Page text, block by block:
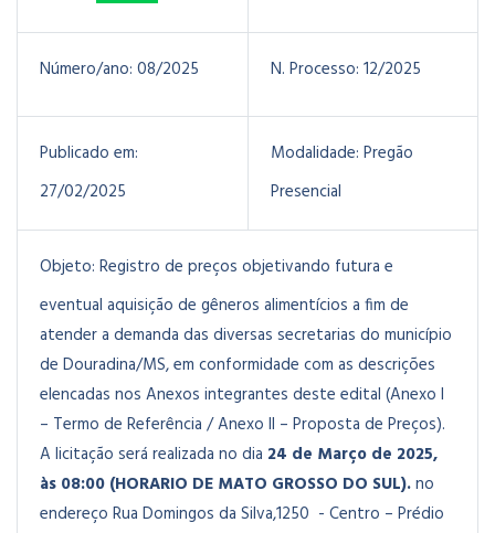
Número/ano: 08/2025 N. Processo: 12/2025
Publicado em:
27/02/2025
Modalidade: Pregão
Presencial
Objeto: Registro de preços objetivando futura e
eventual aquisição de gêneros alimentícios a fim de
atender a demanda das diversas secretarias do município
de Douradina/MS, em conformidade com as descrições
elencadas nos Anexos integrantes deste edital (Anexo I
– Termo de Referência / Anexo II – Proposta de Preços).
A licitação será realizada no dia 24 de Março de 2025,
às 08:00 (HORARIO DE MATO GROSSO DO SUL).no
endereço Rua Domingos da Silva,1250 - Centro – Prédio